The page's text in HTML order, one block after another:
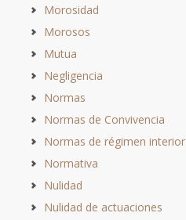
Morosidad
Morosos
Mutua
Negligencia
Normas
Normas de Convivencia
Normas de régimen interior
Normativa
Nulidad
Nulidad de actuaciones